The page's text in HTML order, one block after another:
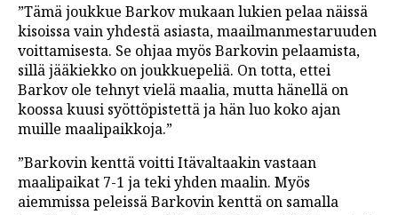
”Tämä joukkue Barkov mukaan lukien pelaa näissä
kisoissa vain yhdestä asiasta, maailmanmestaruuden
voittamisesta. Se ohjaa myös Barkovin pelaamista,
sillä jääkiekko on joukkuepeliä. On totta, ettei
Barkov ole tehnyt vielä maalia, mutta hänellä on
koossa kuusi syöttöpistettä ja hän luo koko ajan
muille maalipaikkoja.”
”Barkovin kenttä voitti Itävaltaakin vastaan
maalipaikat 7-1 ja teki yhden maalin. Myös
aiemmissa peleissä Barkovin kenttä on samalla